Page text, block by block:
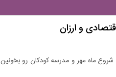
و ارزان
ماه مهر و مدرسه کودکان رو بخونین